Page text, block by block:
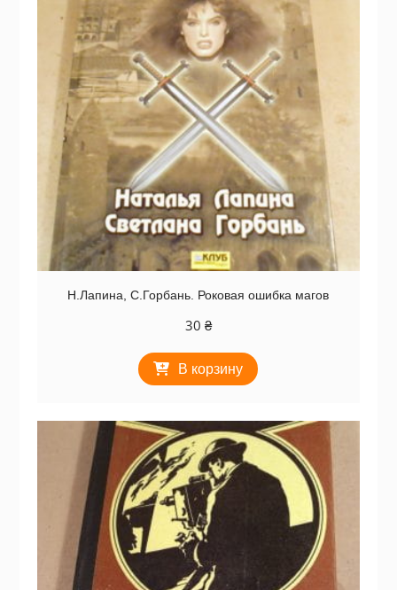
Н.Лапина, С.Горбань. Роковая ошибка магов
30 ₴
В корзину